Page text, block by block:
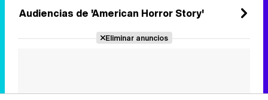
Audiencias de 'American Horror Story'
Eliminar anuncios